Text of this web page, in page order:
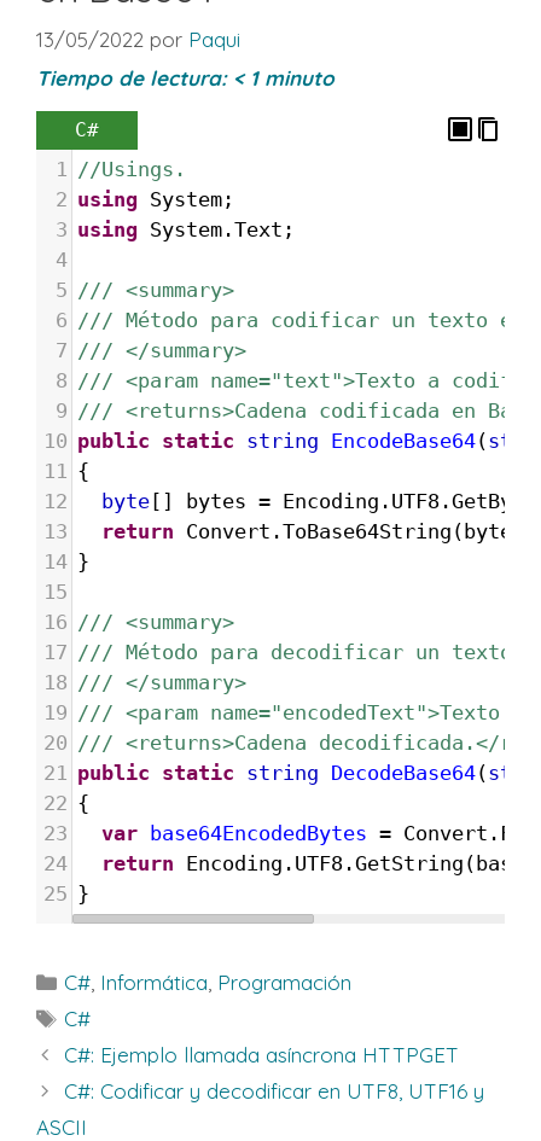
13/05/2022 por Paqui
Tiempo de lectura: < 1 minuto
C#
1
//Usings.
2 using System ;
3 using System .Text ;
4
5 /// <summary>
6 /// Método para codificar un texto en
7 /// </summary>
8 /// <param name="text">Texto a
9 /// <returns>Cadena codificada en
10 public static string EncodeBase64(
11 {
12
byte[] bytes = Encoding . UTF8 .
13
return Convert .ToBase64String (bytes
14 }
15
16 /// <summary>
17 /// Método para decodificar un texto
18 /// </summary>
19 /// <param name="encodedText">Texto
20 /// <returns>Cadena decodificada.</
21 public static string DecodeBase64(
22 {
23
var base64EncodedBytes = Convert .
24
return Encoding . UTF8 .GetString (
25 }
Categorías
C# Informática Programación
Etiquetas
C#
C#: Ejemplo llamada asíncrona HTTPGET
C#: Codificar y decodificar en UTF8, UTF16 y
ASCII